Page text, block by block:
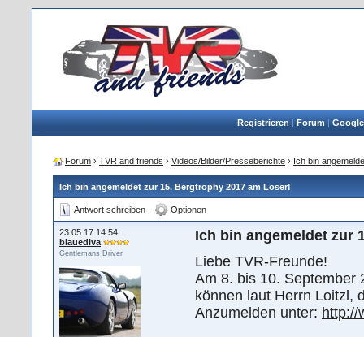
Registrieren|Forum|
Forum › TVR and friends › Videos/Bilder/Presseberichte › Ich bin
Ich bin angemeldet zur 15. Bergtrophy 2017 am Loser!
Antwort schreiben Optionen
23.05.17 14:54
blauediva
Gentlemans Driver
Ich bin angemeldet zur
Liebe TVR-Freunde!
Am 8. bis 10. September
können laut Herrn Loitzl,
Anzumelden unter: http://